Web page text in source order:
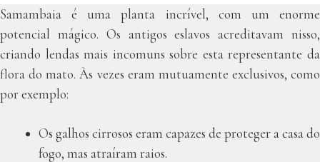
Samambaia é uma planta incrível, com um enorme
potencial mágico. Os antigos eslavos acreditavam nisso,
criando lendas mais incomuns sobre esta representante da
flora do mato. Às vezes eram mutuamente exclusivos, como
por exemplo:
Os galhos cirrosos eram capazes de proteger a casa do
fogo, mas atraíram raios.